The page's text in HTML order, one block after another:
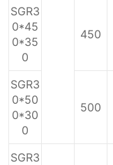
SGR3
0*45
0*35
0
450
SGR3
0*50
0*30
0
500
SGR3